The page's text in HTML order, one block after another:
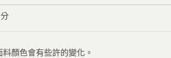
顏色會有些許的變化。